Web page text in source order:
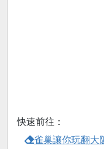
快速前往：
雀巢讓你玩翻大